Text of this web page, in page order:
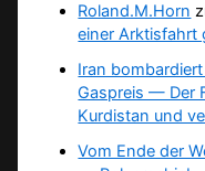
Roland.M.Horn
einer Arktisfahrt
Iran
Gaspreis — Der
Kurdistan und
Vom Ende der